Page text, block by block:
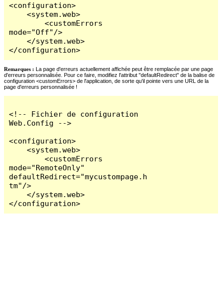
<configuration>
    <system.web>
        <customErrors
mode="Off"/>
    </system.web>
</configuration>
Remarques : La page d'erreurs actuellement affichée peut être remplacée par une page
d'erreurs personnalisée. Pour ce faire, modifiez l'attribut "defaultRedirect" de la balise de
configuration <customErrors> de l'application, de sorte qu'il pointe vers une URL de la
page d'erreurs personnalisée !
<!-- Fichier de configuration
Web.Config -->
<configuration>
    <system.web>
        <customErrors
mode="RemoteOnly"
defaultRedirect="mycustompage.h
tm"/>
    </system.web>
</configuration>